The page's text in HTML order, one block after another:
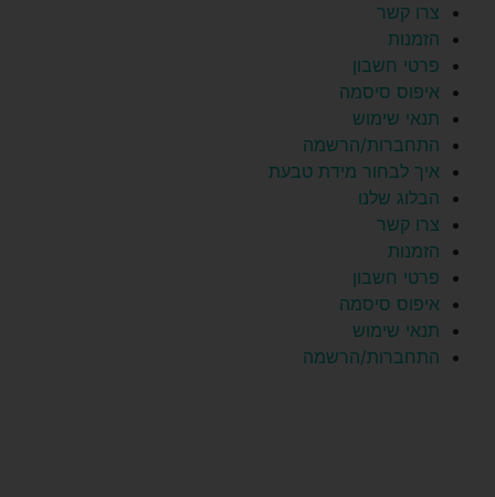
צרו קשר
הזמנות
פרטי חשבון
איפוס סיסמה
תנאי שימוש
התחברות/הרשמה
איך לבחור מידת טבעת
הבלוג שלנו
צרו קשר
הזמנות
פרטי חשבון
איפוס סיסמה
תנאי שימוש
התחברות/הרשמה